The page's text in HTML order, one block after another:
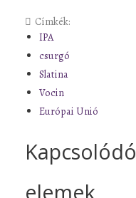
Címkék:
IPA
csurgó
Slatina
Vocin
Európai Unió
Kapcsolódó
elemek